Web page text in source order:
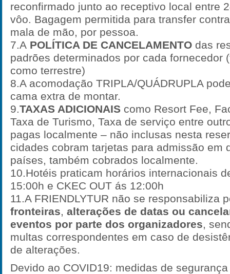
reconfirmado junto ao receptivo local entre
vôo. Bagagem permitida para transfer
mala de mão, por pessoa.
7.A POLÍTICA DE CANCELAMENTO das
padrões determinados por cada fornecedor
como terrestre)
8.A acomodação TRIPLA/QUÁDRUPLA
cama extra de montar.
9.TAXAS ADICIONAIS como Resort Fee,
Taxa de Turismo, Taxa de serviço entre
pagas localmente – não inclusas nesta
cidades cobram tarjetas para admissão em
países, também cobrados localmente.
10.Hotéis praticam horários internacionais
15:00h e CKEC OUT ás 12:00h
11.A FRIENDLYTUR não se responsabiliza
fronteiras, alterações de datas ou
eventos por parte dos organizadores,
multas correspondentes em caso de
de alterações.
Devido ao COVID19: medidas de